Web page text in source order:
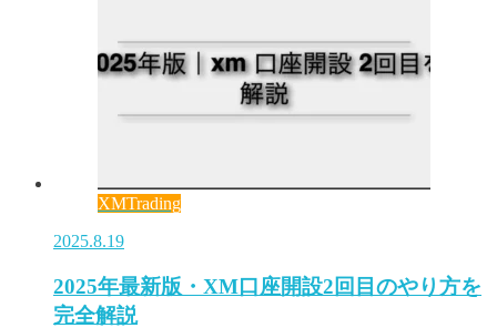
XMTrading
2025.8.19
2025年最新版・XM口座開設2回目のやり方を
完全解説